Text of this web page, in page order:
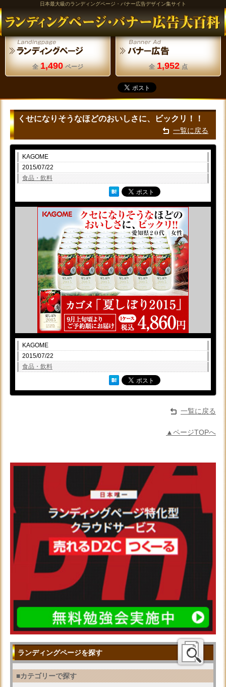
日本最大級のランディングページ・バナー広告デザイン集サイト
全 1,490 ページ 全 1,952 点
くせになりそうなほどのおいしさに、ビックリ！！
一覧に戻る
KAGOME
2015/07/22
食品・飲料
KAGOME
2015/07/22
食品・飲料
一覧に戻る
▲ページTOPへ
ランディングページを探す
■カテゴリーで探す